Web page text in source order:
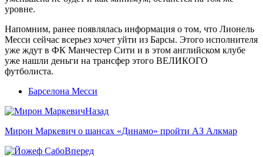
уровне.
Напомним, ранее появлялась информация о том, что Лионель
Месси сейчас всерьез хочет уйти из Барсы. Этого исполнителя
уже ждут в ФК Манчестер Сити и в этом английском клубе
уже нашли деньги на трансфер этого ВЕЛИКОГО
футболиста.
Барселона Месси
Назад
Мирон Маркевич о шансах «Динамо» пройти АЗ Алкмар
Вперед